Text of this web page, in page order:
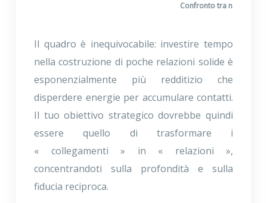
Confronto tra network
Il quadro è inequivocabile: investire tempo
nella costruzione di poche relazioni solide è
esponenzialmente più redditizio che
disperdere energie per accumulare contatti.
Il tuo obiettivo strategico dovrebbe quindi
essere quello di trasformare i
« collegamenti » in « relazioni »,
concentrandoti sulla profondità e sulla
fiducia reciproca.